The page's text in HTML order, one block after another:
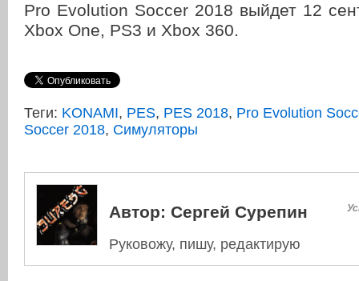
Pro Evolution Soccer 2018 выйдет 12
Xbox One, PS3 и Xbox 360.
Теги: KONAMI, PES, PES 2018, Pro Evolution
Soccer 2018, Симуляторы
Автор: Сергей Сурепин
Руковожу, пишу, редактирую